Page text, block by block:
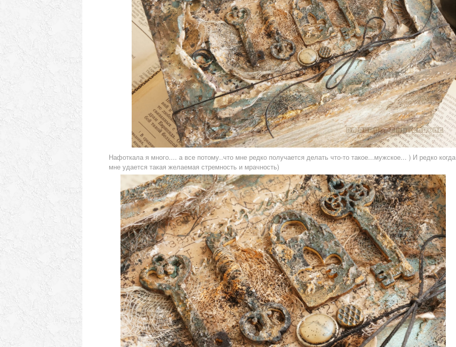
Нафоткала я много.... а все потому..что мне редко получается делать что-то такое...мужское... ) И редко когда
мне удается такая желаемая стремность и мрачность)